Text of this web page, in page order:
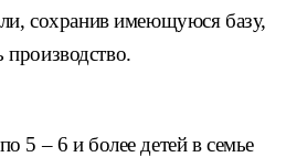
сохранив имеющуюсябазу,
производство.
5 – 6 иболее детей в семье